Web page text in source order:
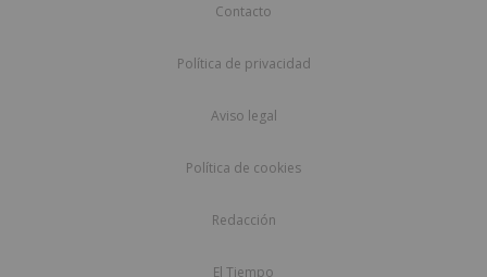
Contacto
Política de privacidad
Aviso legal
Política de cookies
Redacción
El Tiempo